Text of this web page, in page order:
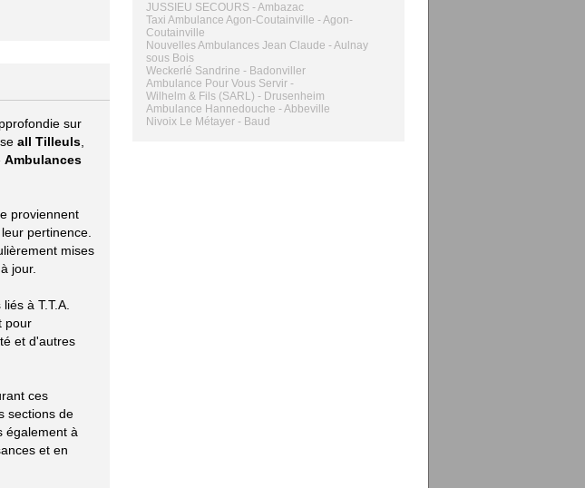
sur
all Tilleuls
Ambulances
proviennent
pertinence.
mises
jour.
à T.T.A.
pour
et d'autres
ces
sections de
également à
et en
JUSSIEU SECOURS - Ambazac
Taxi Ambulance Agon-Coutainville - Agon-
Coutainville
Nouvelles Ambulances Jean Claude - Aulnay
sous Bois
Weckerlé Sandrine - Badonviller
Ambulance Pour Vous Servir -
Wilhelm & Fils (SARL) - Drusenheim
Ambulance Hannedouche - Abbeville
Nivoix Le Métayer - Baud